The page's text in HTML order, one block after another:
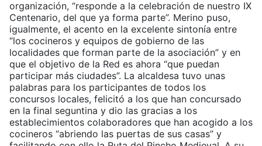
organización, “responde a la celebración de nuestro IX
Centenario, del que ya forma parte”. Merino puso,
igualmente, el acento en la excelente sintonía entre
“los cocineros y equipos de gobierno de las
localidades que forman parte de la asociación” y en
que el objetivo de la Red es ahora “que puedan
participar más ciudades”. La alcaldesa tuvo unas
palabras para los participantes de todos los
concursos locales, felicitó a los que han concursado
en la final seguntina y dio las gracias a los
establecimientos colaboradores que han acogido a los
cocineros “abriendo las puertas de sus casas” y